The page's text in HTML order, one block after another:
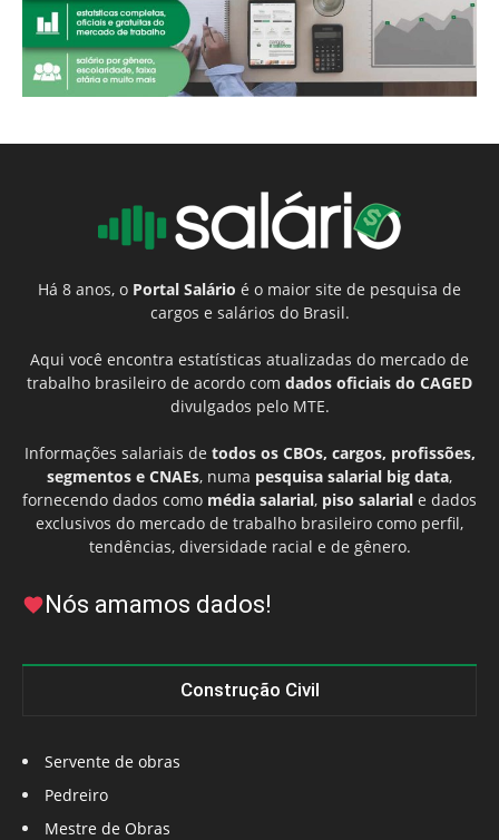
Há 8 anos, o Portal Salário é o maior site de pesquisa de
cargos e salários do Brasil.
Aqui você encontra estatísticas atualizadas do mercado de
trabalho brasileiro de acordo com dados oficiais do CAGED
divulgados pelo MTE.
Informações salariais de todos os CBOs, cargos, profissões,
segmentos e CNAEs, numa pesquisa salarial big data,
fornecendo dados como média salarial, piso salarial e dados
exclusivos do mercado de trabalho brasileiro como perfil,
tendências, diversidade racial e de gênero.
Nós amamos dados!
Construção Civil
Servente de obras
Pedreiro
Mestre de Obras